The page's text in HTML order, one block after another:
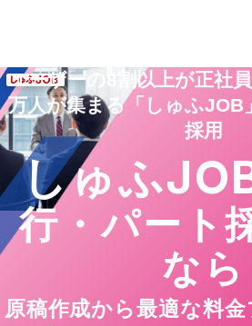
ユーザーの8割以上が正社
万人が集まる「しゅふJOB
採用
しゅふ
行・パート
なら
原稿作成から最適な料